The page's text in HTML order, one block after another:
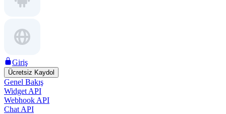
Giriş
Ücretsiz Kaydol
Genel Bakış
Widget API
Webhook API
Chat API